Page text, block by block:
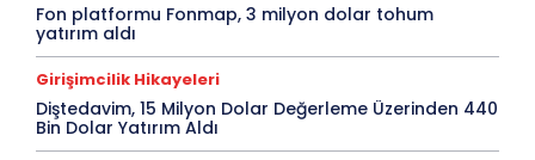
Fon platformu Fonmap, 3 milyon dolar tohum
yatırım aldı
Girişimcilik Hikayeleri
Diştedavim, 15 Milyon Dolar Değerleme Üzerinden 440
Bin Dolar Yatırım Aldı